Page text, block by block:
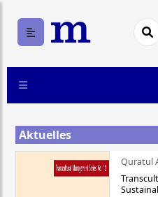
Aktuelles
Quratul